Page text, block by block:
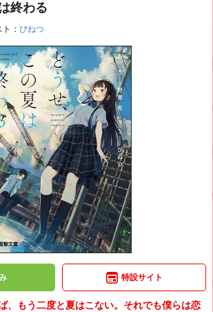
終わる
： びねつ
特設サイト
、もう二度と夏はこない。それでも僕らは恋